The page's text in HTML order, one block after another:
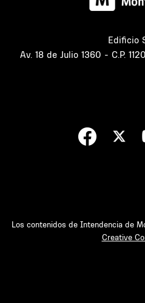
Edificio
Av. 18 de Julio 1360 - C.P.
Los contenidos de Intendencia de
Creative